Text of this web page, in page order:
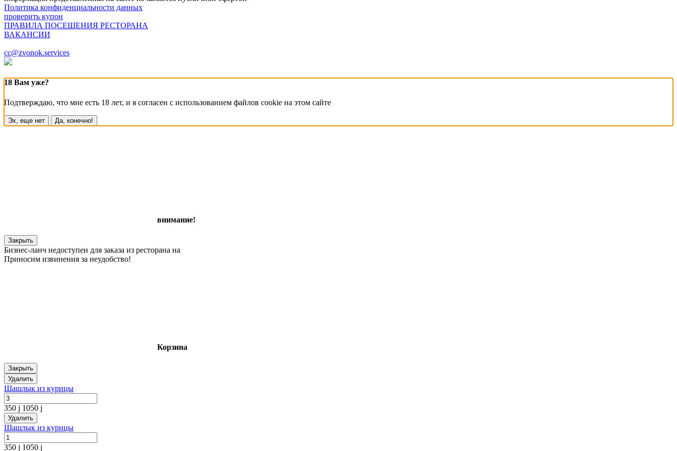
Политика конфиденциальности данных
проверить купон
ПРАВИЛА ПОСЕЩЕНИЯ РЕСТОРАНА
ВАКАНСИИ
cc@zvonok.services
18 Вам уже?
Подтверждаю, что мне есть 18 лет, и я согласен с использованием файлов cookie на этом сайте
Эх, еще нет Да, конечно!
внимание!
Закрыть
Бизнес-ланч недоступен для заказа из ресторана на
Приносим извинения за неудобство!
Корзина
Закрыть
Удалить
Шашлык из курицы
350 j 1050 j
Удалить
Шашлык из курицы
350 j 1050 j